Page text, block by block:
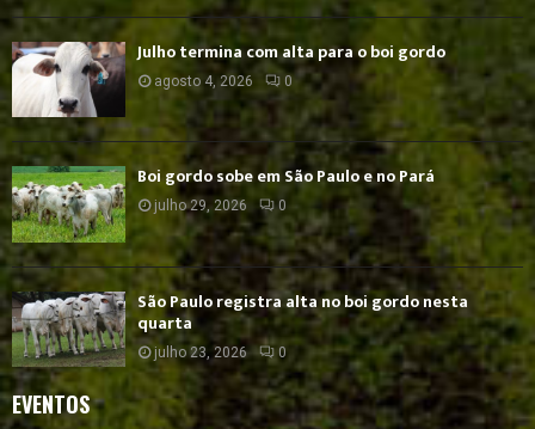
Julho termina com alta para o boi gordo
agosto 4, 2026 0
Boi gordo sobe em São Paulo e no Pará
julho 29, 2026 0
São Paulo registra alta no boi gordo nesta
quarta
julho 23, 2026 0
EVENTOS